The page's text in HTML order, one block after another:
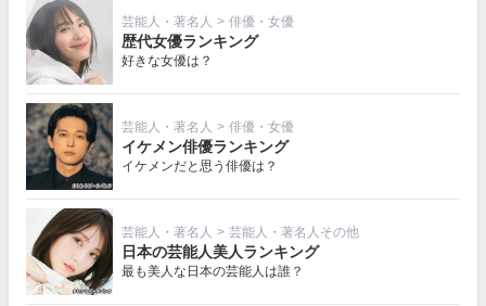
芸能人・著名人 > 俳優・女優
歴代女優ランキング
好きな女優は？
芸能人・著名人 > 俳優・女優
イケメン俳優ランキング
イケメンだと思う俳優は？
芸能人・著名人 > 芸能人・著名人その他
日本の芸能人美人ランキング
最も美人な日本の芸能人は誰？